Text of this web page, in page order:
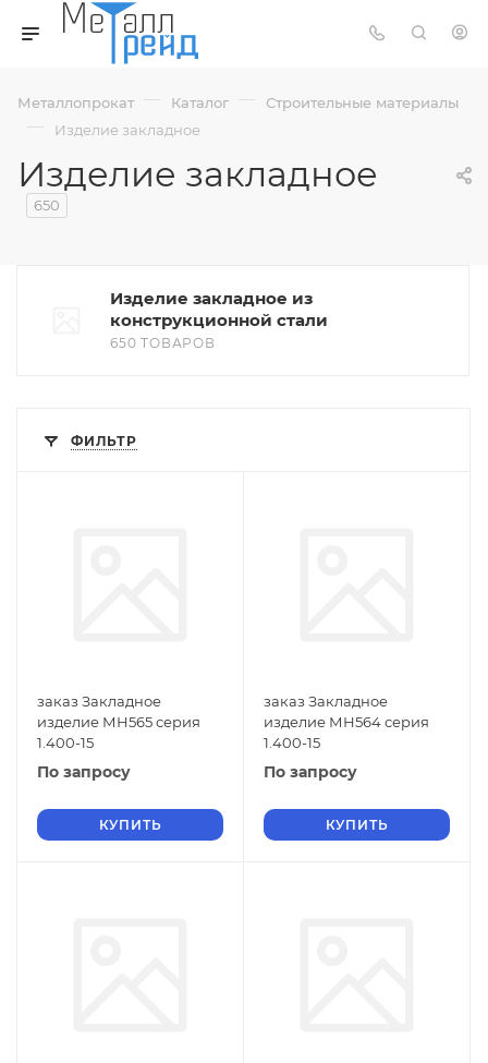
Металлопрокат — Каталог — Строительные материалы
— Изделие закладное
Изделие закладное
650
Изделие закладное из
конструкционной стали
650 ТОВАРОВ
ФИЛЬТР
заказ Закладное
изделие МН565 серия
1.400-15
По запросу
КУПИТЬ
заказ Закладное
изделие МН564 серия
1.400-15
По запросу
КУПИТЬ